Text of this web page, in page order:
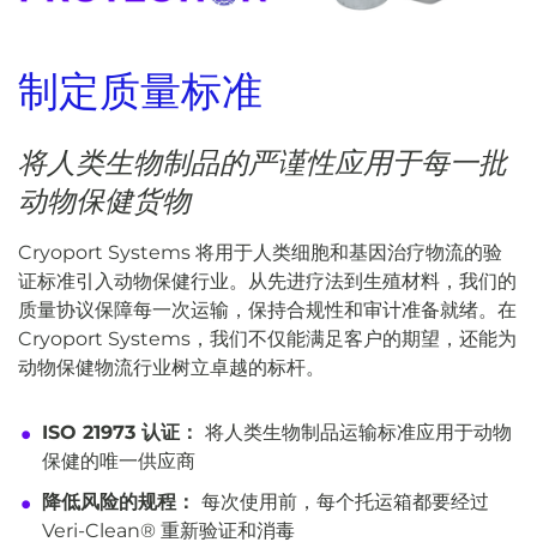
制定质量标准
将人类生物制品的严谨性应用于每一批
动物保健货物
Cryoport Systems 将用于人类细胞和基因治疗物流的验
证标准引入动物保健行业。从先进疗法到生殖材料，我们的
质量协议保障每一次运输，保持合规性和审计准备就绪。在
Cryoport Systems，我们不仅能满足客户的期望，还能为
动物保健物流行业树立卓越的标杆。
ISO 21973 认证： 将人类生物制品运输标准应用于动物
保健的唯一供应商
降低风险的规程： 每次使用前，每个托运箱都要经过
Veri-Clean® 重新验证和消毒